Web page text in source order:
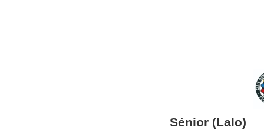
Sénior (Lalo)